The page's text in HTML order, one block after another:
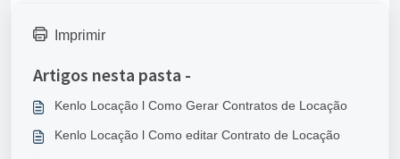
Imprimir
Artigos nesta pasta -
Kenlo Locação l Como Gerar Contratos de Locação
Kenlo Locação l Como editar Contrato de Locação